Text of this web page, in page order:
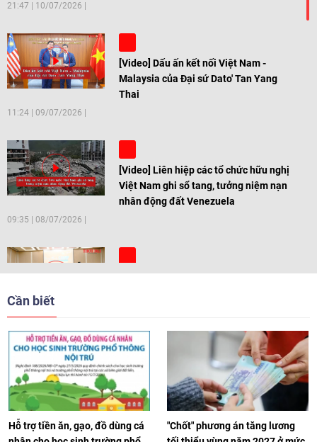
21:47 10/07/2026
[Video] Dấu ấn kết nối Việt Nam -
Malaysia của Đại sứ Dato' Tan Yang
Thai
11:24 09/07/2026
[Video] Liên hiệp các tổ chức hữu nghị
Việt Nam ghi sổ tang, tưởng niệm nạn
nhân động đất Venezuela
09:35 08/07/2026
[Video] Trẻ em Đông Á cùng kiến tạo
[Video] Âm nhạc flamenco gắn kết văn
hoá Việt Nam - Tây Ban Nha
11:10 17/06/2026
Cần biết
Hỗ trợ tiền ăn, gạo, đồ dùng cá
"Chốt" phương án tăng lương